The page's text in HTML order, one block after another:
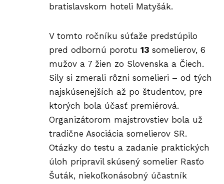
bratislavskom hoteli Matyšák.
V tomto ročníku súťaže predstúpilo
pred odbornú porotu 13 somelierov, 6
mužov a 7 žien zo Slovenska a Čiech.
Sily si zmerali rôzni somelieri – od tých
najskúsenejších až po študentov, pre
ktorých bola účasť premiérová.
Organizátorom majstrovstiev bola už
tradične Asociácia somelierov SR.
Otázky do testu a zadanie praktických
úloh pripravil skúsený somelier Rasťo
Šuták, niekoľkonásobný účastník